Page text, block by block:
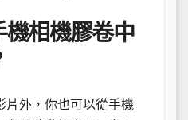
機相機膠卷中
片外，你也可以從手機